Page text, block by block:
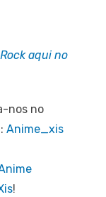
aqui no
nos no
: Anime_xis
!